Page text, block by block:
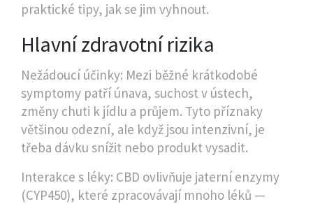
praktické tipy, jak se jim vyhnout.
Hlavní zdravotní rizika
Nežádoucí účinky: Mezi běžné krátkodobé
symptomy patří únava, suchost v ústech,
změny chuti k jídlu a průjem. Tyto příznaky
většinou odezní, ale když jsou intenzivní, je
třeba dávku snížit nebo produkt vysadit.
Interakce s léky: CBD ovlivňuje jaterní enzymy
(CYP450), které zpracovávají mnoho léků —